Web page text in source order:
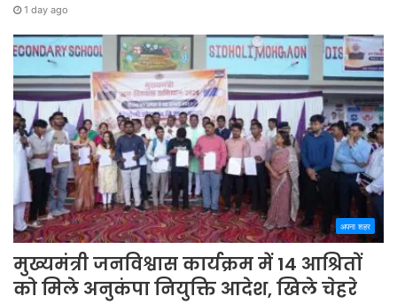
1 day ago
अपना शहर
मुख्यमंत्री जनविश्वास कार्यक्रम में 14 आश्रितों
को मिले अनुकंपा नियुक्ति आदेश, खिले चेहरे